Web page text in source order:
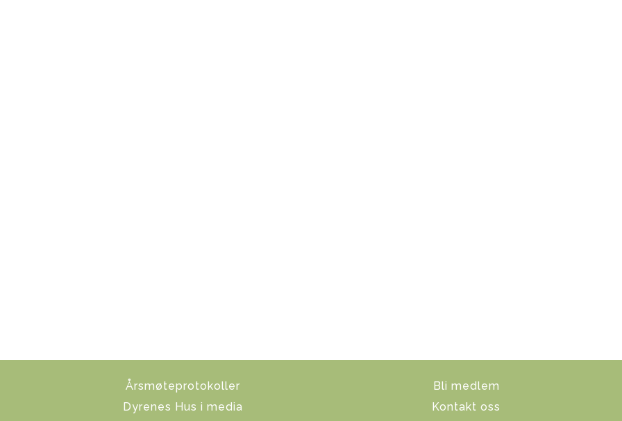
Årsmøteprotokoller
Dyrenes Hus i media
Bli medlem
Kontakt oss